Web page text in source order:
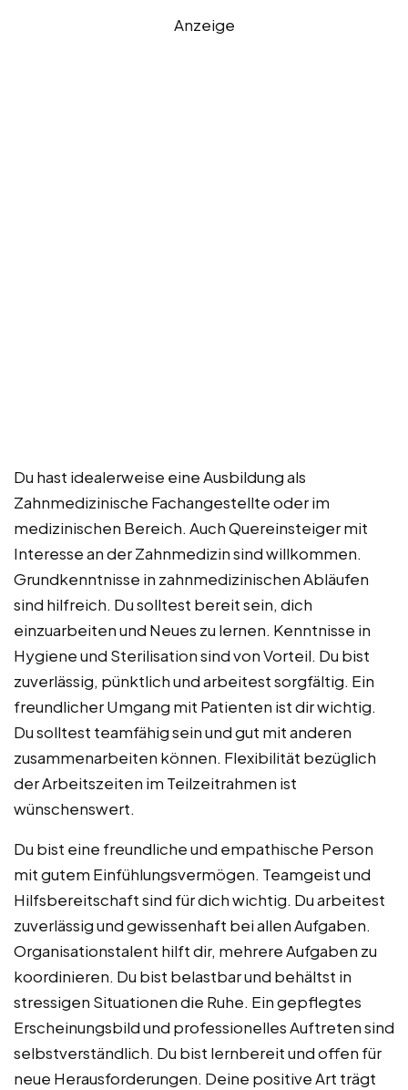
Anzeige
Du hast idealerweise eine Ausbildung als
Zahnmedizinische Fachangestellte oder im
medizinischen Bereich. Auch Quereinsteiger mit
Interesse an der Zahnmedizin sind willkommen.
Grundkenntnisse in zahnmedizinischen Abläufen
sind hilfreich. Du solltest bereit sein, dich
einzuarbeiten und Neues zu lernen. Kenntnisse in
Hygiene und Sterilisation sind von Vorteil. Du bist
zuverlässig, pünktlich und arbeitest sorgfältig. Ein
freundlicher Umgang mit Patienten ist dir wichtig.
Du solltest teamfähig sein und gut mit anderen
zusammenarbeiten können. Flexibilität bezüglich
der Arbeitszeiten im Teilzeitrahmen ist
wünschenswert.
Du bist eine freundliche und empathische Person
mit gutem Einfühlungsvermögen. Teamgeist und
Hilfsbereitschaft sind für dich wichtig. Du arbeitest
zuverlässig und gewissenhaft bei allen Aufgaben.
Organisationstalent hilft dir, mehrere Aufgaben zu
koordinieren. Du bist belastbar und behältst in
stressigen Situationen die Ruhe. Ein gepflegtes
Erscheinungsbild und professionelles Auftreten sind
selbstverständlich. Du bist lernbereit und offen für
neue Herausforderungen. Deine positive Art trägt